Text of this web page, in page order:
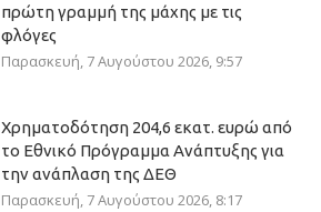
πρώτη γραμμή της μάχης με τις
φλόγες
Παρασκευή, 7 Αυγούστου 2026, 9:57
Χρηματοδότηση 204,6 εκατ. ευρώ από
το Εθνικό Πρόγραμμα Ανάπτυξης για
την ανάπλαση της ΔΕΘ
Παρασκευή, 7 Αυγούστου 2026, 8:17